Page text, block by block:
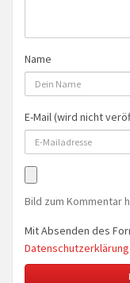
Name
E-Mail (wird nicht
Bild zum Kommentar
Mit Absenden des
Datenschutzerklärung